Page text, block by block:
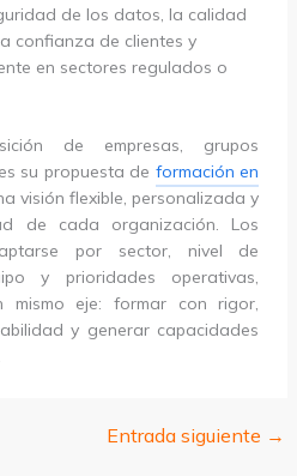
de los datos, la calidad
confianza de clientes y
en sectores regulados o
de empresas, grupos
su propuesta de formación en
visión flexible, personalizada y
de cada organización. Los
por sector, nivel de
y prioridades operativas,
mismo eje: formar con rigor,
y generar capacidades
Entrada siguiente →